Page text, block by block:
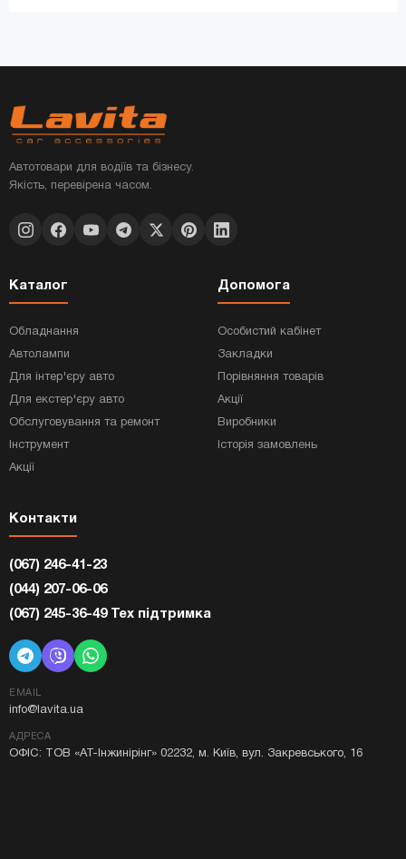
Автотовари для водіїв та бізнесу.
Якість, перевірена часом.
Каталог
Обладнання
Автолампи
Для інтер'єру авто
Для екстер'єру авто
Обслуговування та ремонт
Інструмент
Акції
Допомога
Особистий кабінет
Закладки
Порівняння товарів
Акції
Виробники
Історія замовлень
Контакти
(067) 246-41-23
(044) 207-06-06
(067) 245-36-49 Тех підтримка
EMAIL
info@lavita.ua
АДРЕСА
ОФІС: ТОВ «АТ-Інжинірінг» 02232, м. Київ, вул. Закревського, 16